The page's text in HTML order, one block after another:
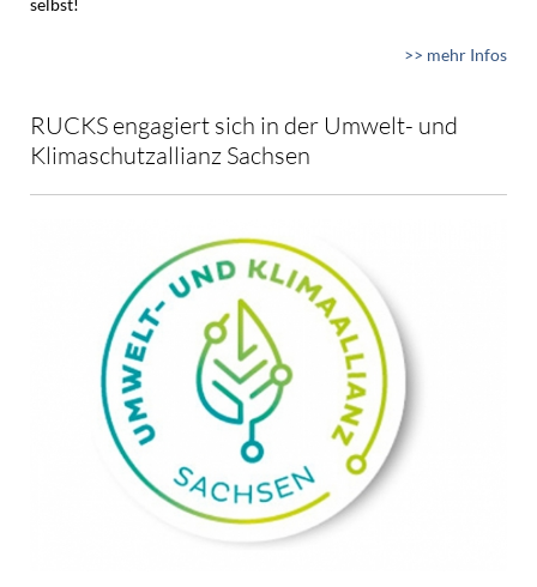
>> mehr Infos
RUCKS engagiert sich in der Umwelt- und
Klimaschutzallianz Sachsen